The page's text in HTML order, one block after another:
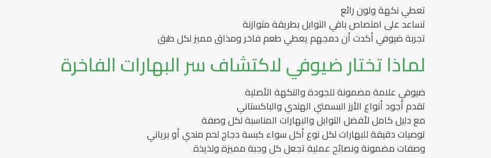
تعطي نكهة ولون رائع
تساعد على امتصاص باقي التوابل بطريقة متوازنة
تجربة ضيوفي أكدت أن دمجهم يعطي طعم فاخر ومذاق مميز لكل طبق
لماذا تختار ضيوفي لاكتشاف سر البهارات الفاخرة
ضيوفي علامة مضمونة للجودة والنكهة الأصلية
تقدم أجود أنواع الأرز البسمتي الهندي والباكستاني
مع دليل كامل لأفضل التوابل والبهارات المناسبة لكل وصفة
توصيات دقيقة للبهارات لكل نوع أكل سواء كبسة دجاج لحم مندي أو برياني
وصفات مضمونة ونصائح عملية تجعل كل وجبة مميزة ولذيذة